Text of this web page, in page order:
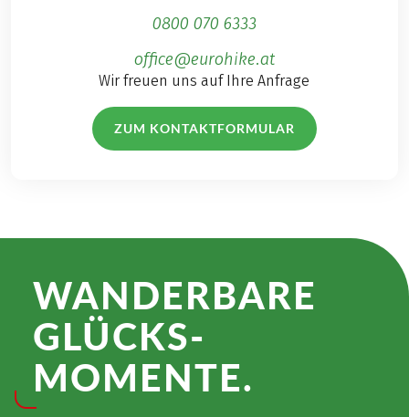
0800 070 6333
office@eurohike.at
Wir freuen uns auf Ihre Anfrage
ZUM KONTAKTFORMULAR
WANDER­BARE
GLÜCKS­
MOMENTE.